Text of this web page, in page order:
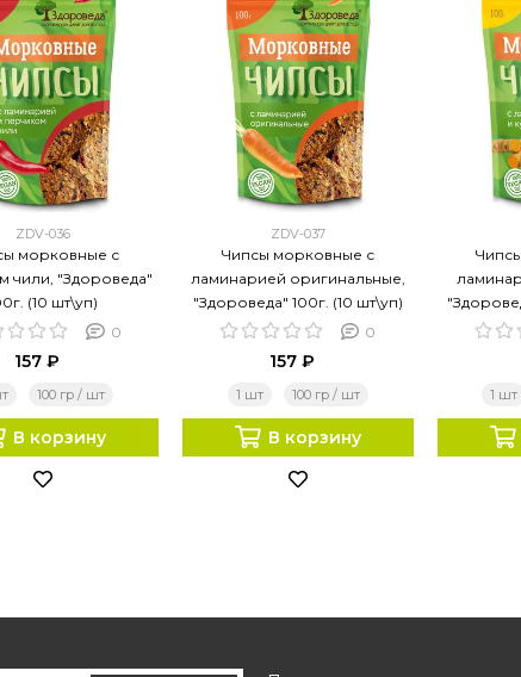
ZDV-036
морковные с
чили, "Здороведа"
(10 шт\уп)
0
157 ₽
100 гр / шт
В корзину
ZDV-037
Чипсы морковные с
ламинарией оригинальные,
"Здороведа" 100г. (10 шт\уп)
0
157 ₽
1 шт 100 гр / шт
В корзину
1 шт